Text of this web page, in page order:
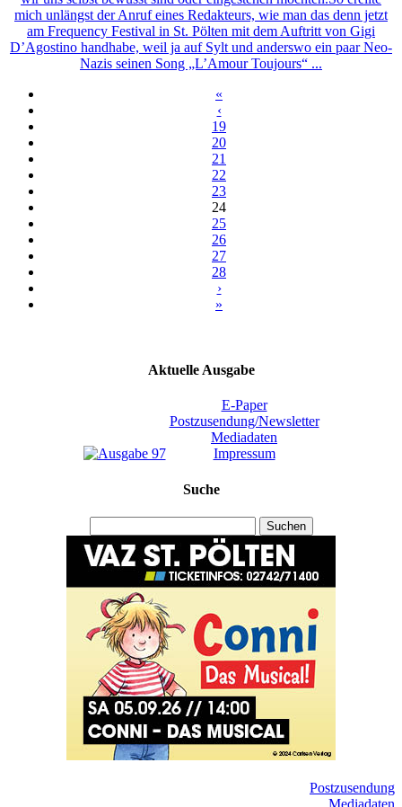
mich unlängst der Anruf eines Redakteurs, wie man das denn jetzt
am Frequency Festival in St. Pölten mit dem Auftritt von Gigi
D’Agostino handhabe, weil ja auf Sylt und anderswo ein paar Neo-
Nazis seinen Song „L’Amour Toujours“ ...
«
‹
19
20
21
22
23
24
25
26
27
28
›
»
Aktuelle Ausgabe
E-Paper
Postzusendung/Newsletter
Mediadaten
Impressum
Suche
Suchen
Postzusendung
Mediadaten